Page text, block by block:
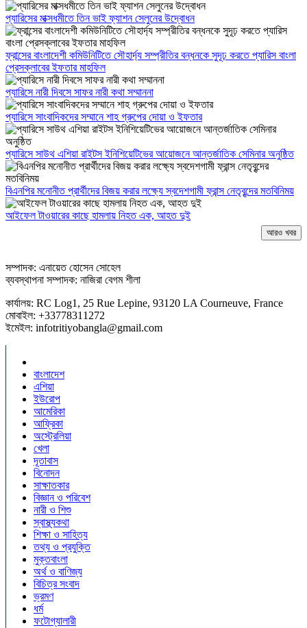
প্যারিসের মাক্সধমীতে তিন ভাই ফ্যাশন সেলুনের উদ্বোধন
ফ্রান্সের বাংলাদেশী কমিউনিটিতে সৌহার্দ্য সম্প্রীতির বন্ধনকে সুদূঢ় করতে প্যারিস বাংলা
প্রেসক্লাবের ইফতার মাহফিল
প্যারিসে নারী দিবসে সাফর নারী কথা সম্মাননা
প্যারিসে সাংবাদিকদের সম্মানে শাহ গ্রুপের দোয়া ও ইফতার
প্যারিসে সাউথ এশিয়া রাইটস ইনিশিয়েটিভের আয়োজনে আন্তর্জাতিক সেমিনার অনুষ্ঠিত
বিএনপির মনোনীত প্রার্থীদের বিজয় করার লক্ষ্যে স্বদেশগামী ফ্রান্স নেতৃবৃন্দের মতবিনিময়
আইফেল টাওয়ারের কাছে হামলায় নিহত এক, আহত দুই
আরও খবর
সম্পাদক: এনায়েত হোসেন সোহেল
ব্যবস্থাপনা সম্পাদক: নাজিরা বেগম শীলা
কার্যালয়: RC Log1, 25 Rue Lepine, 93120 LA Courneuve, France
মোবাইল: +33778311272
ইমেইল: infotritiyobangla@gmail.com
বাংলাদেশ
এশিয়া
ইউরোপ
আমেরিকা
আফ্রিকা
অস্ট্রেলিয়া
খেলা
দূতাবাস
বিনোদন
সাক্ষাতকার
বিজ্ঞান ও পরিবেশ
নারী ও শিশু
স্বাস্থ্যকথা
শিক্ষা ও সাহিত্য
তথ্য ও প্রযুক্তি
মুক্তবাংলা
অর্থ ও বাণিজ্য
বিচিত্র সংবাদ
ভ্রমণ
ধর্ম
ফটোগ্যালারী